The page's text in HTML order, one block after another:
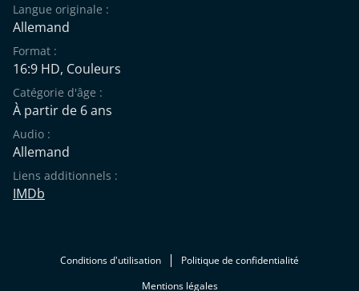
Langue originale :
Allemand
Format :
16:9 HD, Couleurs
Catégorie d'âge :
À partir de 6 ans
Audio :
Allemand
Liens additionnels :
IMDb
Conditions d'utilisation
Politique de confidentialité
Mentions légales